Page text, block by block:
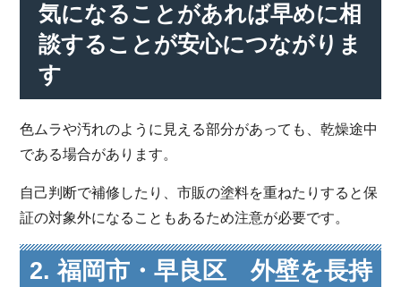
気になることがあれば早めに相
談することが安心につながりま
す
色ムラや汚れのように見える部分があっても、乾燥途中
である場合があります。
自己判断で補修したり、市販の塗料を重ねたりすると保
証の対象外になることもあるため注意が必要です。
2. 福岡市・早良区 外壁を長持